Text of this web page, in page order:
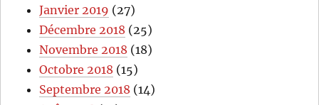
Janvier 2019 (27)
Décembre 2018 (25)
Novembre 2018 (18)
Octobre 2018 (15)
Septembre 2018 (14)